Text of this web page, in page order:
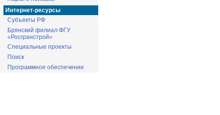
Интернет-ресурсы
Субъекты РФ
Брянский филиал ФГУ
«Росгранстрой»
Специальные проекты
Поиск
Программное обеспечение